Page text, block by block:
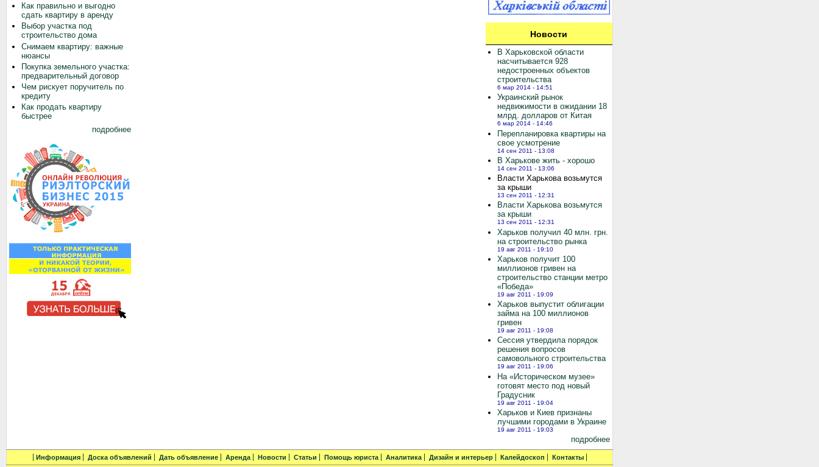
Как правильно и выгодно
сдать квартиру в аренду
Выбор участка под
строительство дома
Снимаем квартиру: важные
нюансы
Покупка земельного участка:
предварительный договор
Чем рискует поручитель по
кредиту
Как продать квартиру
быстрее
подробнее
Новости
В Харьковской области
насчитывается 928
недостроенных объектов
строительства
6 мар 2014 - 14:51
Украинский рынок
недвижимости в ожидании 18
млрд. долларов от Китая
6 мар 2014 - 14:46
Перепланировка квартиры на
свое усмотрение
14 сен 2011 - 13:08
В Харькове жить - хорошо
14 сен 2011 - 13:06
Власти Харькова возьмутся
за крыши
13 сен 2011 - 12:31
Власти Харькова возьмутся
за крыши
13 сен 2011 - 12:31
Харьков получил 40 млн. грн.
на строительство рынка
19 авг 2011 - 19:10
Харьков получит 100
миллионов гривен на
строительство станции метро
«Победа»
19 авг 2011 - 19:09
Харьков выпустит облигации
займа на 100 миллионов
гривен
19 авг 2011 - 19:08
Сессия утвердила порядок
решения вопросов
самовольного строительства
19 авг 2011 - 19:06
На «Историческом музее»
готовят место под новый
Градусник
19 авг 2011 - 19:04
Харьков и Киев признаны
лучшими городами в Украине
19 авг 2011 - 19:03
подробнее
Информация Доска объявлений Дать объявление Аренда Новости Статьи Помощь юриста Аналитика Дизайн и интерьер Калейдоскоп Контакты